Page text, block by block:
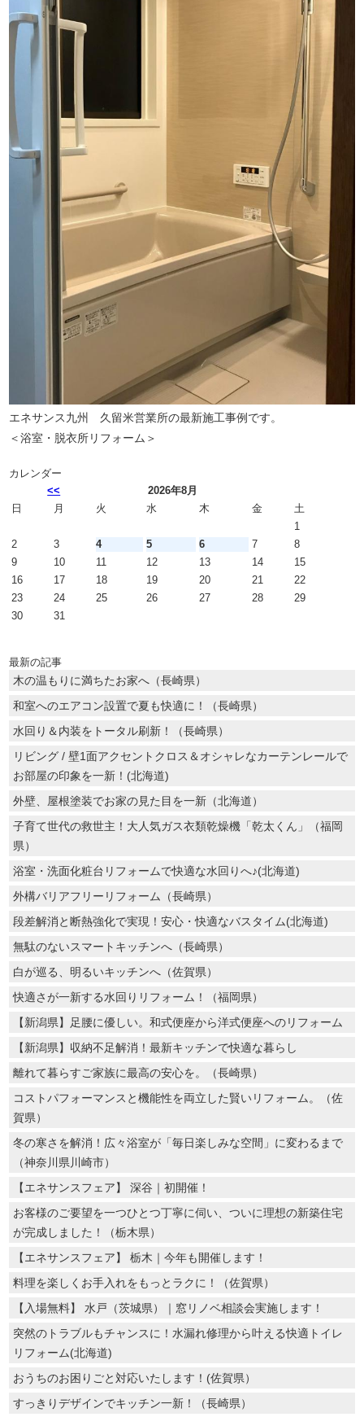
エネサンス九州 久留米営業所の最新施工事例です。
＜浴室・脱衣所リフォーム＞
カレンダー
<<
2026年8月
日
月 火 水 木 金
土
1
2
3 4 5 6 7
8
9
10 11 12 13 14
15
16
17 18 19 20 21
22
23
24 25 26 27 28
29
30
31
最新の記事
木の温もりに満ちたお家へ（長崎県）
和室へのエアコン設置で夏も快適に！（長崎県）
水回り＆内装をトータル刷新！（長崎県）
リビング / 壁1面アクセントクロス＆オシャレなカーテンレールで
お部屋の印象を一新！(北海道)
外壁、屋根塗装でお家の見た目を一新（北海道）
子育て世代の救世主！大人気ガス衣類乾燥機「乾太くん」（福岡
県）
浴室・洗面化粧台リフォームで快適な水回りへ♪(北海道)
外構バリアフリーリフォーム（長崎県）
段差解消と断熱強化で実現！安心・快適なバスタイム(北海道)
無駄のないスマートキッチンへ（長崎県）
白が巡る、明るいキッチンへ（佐賀県）
快適さが一新する水回りリフォーム！（福岡県）
【新潟県】足腰に優しい。和式便座から洋式便座へのリフォーム
【新潟県】収納不足解消！最新キッチンで快適な暮らし
離れて暮らすご家族に最高の安心を。（長崎県）
コストパフォーマンスと機能性を両立した賢いリフォーム。（佐
賀県）
冬の寒さを解消！広々浴室が「毎日楽しみな空間」に変わるまで
（神奈川県川崎市）
【エネサンスフェア】 深谷｜初開催！
お客様のご要望を一つひとつ丁寧に伺い、ついに理想の新築住宅
が完成しました！（栃木県）
【エネサンスフェア】 栃木｜今年も開催します！
料理を楽しくお手入れをもっとラクに！（佐賀県）
【入場無料】 水戸（茨城県）｜窓リノベ相談会実施します！
突然のトラブルもチャンスに！水漏れ修理から叶える快適トイレ
リフォーム(北海道)
おうちのお困りごと対応いたします！(佐賀県）
すっきりデザインでキッチン一新！（長崎県）